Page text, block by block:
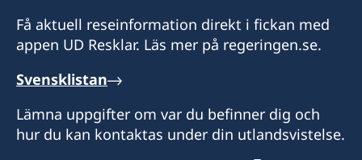
Boldkhuyag Luvsanvandan
Få aktuell reseinformation direkt i fickan med
appen UD Resklar. Läs mer på regeringen.se.
Svensklistan
Lämna uppgifter om var du befinner dig och
hur du kan kontaktas under din utlandsvistelse.